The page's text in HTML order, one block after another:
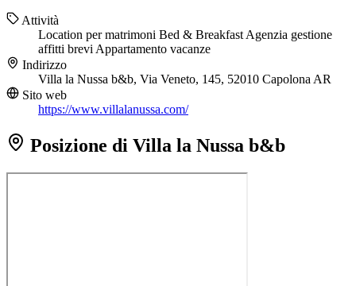
Attività
Location per matrimoni Bed & Breakfast Agenzia gestione
affitti brevi Appartamento vacanze
Indirizzo
Villa la Nussa b&b, Via Veneto, 145, 52010 Capolona AR
Sito web
https://www.villalanussa.com/
Posizione di Villa la Nussa b&b